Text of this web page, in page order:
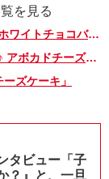
を見る
第69回「クリームチーズ☆ホワイトチョコバー」
第67回「目指せクアアイナ♪ アボカドチーズバーガー」
ズケーキ」
タビュー「子
？』と、一旦